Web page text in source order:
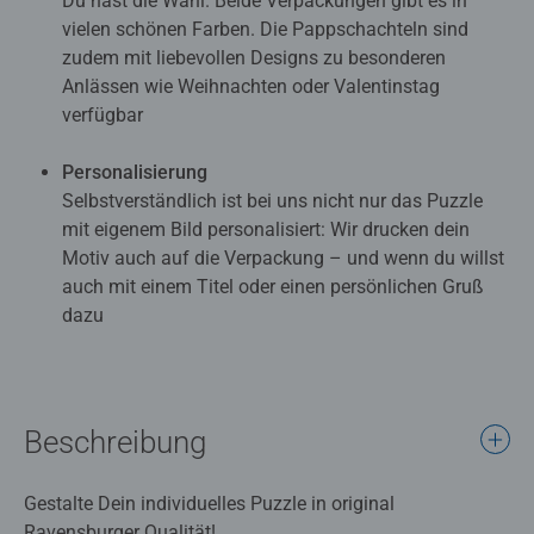
vielen schönen Farben. Die Pappschachteln sind
zudem mit liebevollen Designs zu besonderen
Anlässen wie Weihnachten oder Valentinstag
verfügbar
Personalisierung
Selbstverständlich ist bei uns nicht nur das Puzzle
mit eigenem Bild personalisiert: Wir drucken dein
Motiv auch auf die Verpackung – und wenn du willst
auch mit einem Titel oder einen persönlichen Gruß
dazu
Beschreibung
Gestalte Dein individuelles Puzzle in original